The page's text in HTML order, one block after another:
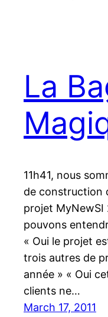
La
11h41, nous
de construction
projet MyNewSI
pouvons
« Oui le projet
trois autres de
année » « Oui
clients ne…
March 17, 2011